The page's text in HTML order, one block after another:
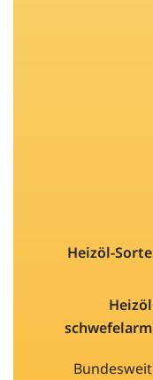
Heizöl-Sorte
Heizöl
schwefelarm
Bundesweit